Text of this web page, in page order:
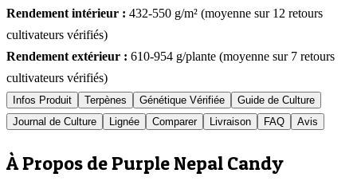
Rendement intérieur : 432-550 g/m² (moyenne sur 12 retours
cultivateurs vérifiés)
Rendement extérieur : 610-954 g/plante (moyenne sur 7 retours
cultivateurs vérifiés)
Infos Produit Terpènes Génétique Vérifiée
Guide de Culture
Journal de Culture
Lignée Comparer Livraison FAQ Avis
À Propos de Purple Nepal Candy